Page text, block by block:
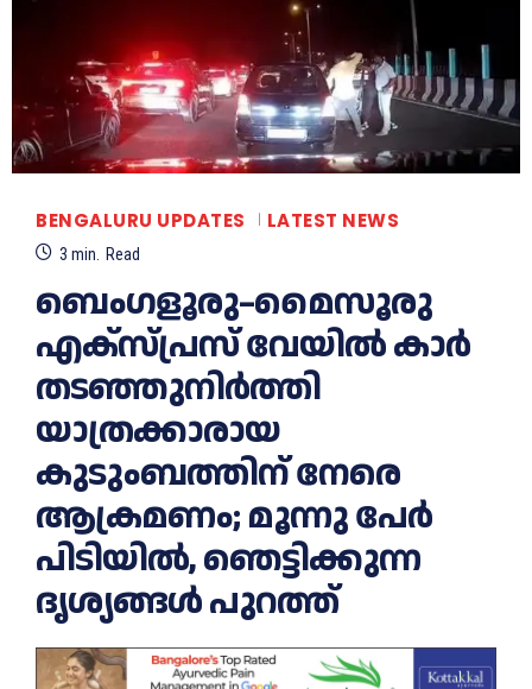
BENGALURU UPDATES LATEST NEWS
3 min. Read
ബെംഗളൂരു–മൈസൂരു
എക്‌സ്‌പ്രസ് വേയിൽ കാർ
തടഞ്ഞുനിർത്തി
യാത്രക്കാരായ
കുടുംബത്തിന് നേരെ
ആക്രമണം; മൂന്നു പേര്‍
പിടിയില്‍, ഞെട്ടിക്കുന്ന
ദൃശ്യങ്ങൾ പുറത്ത്